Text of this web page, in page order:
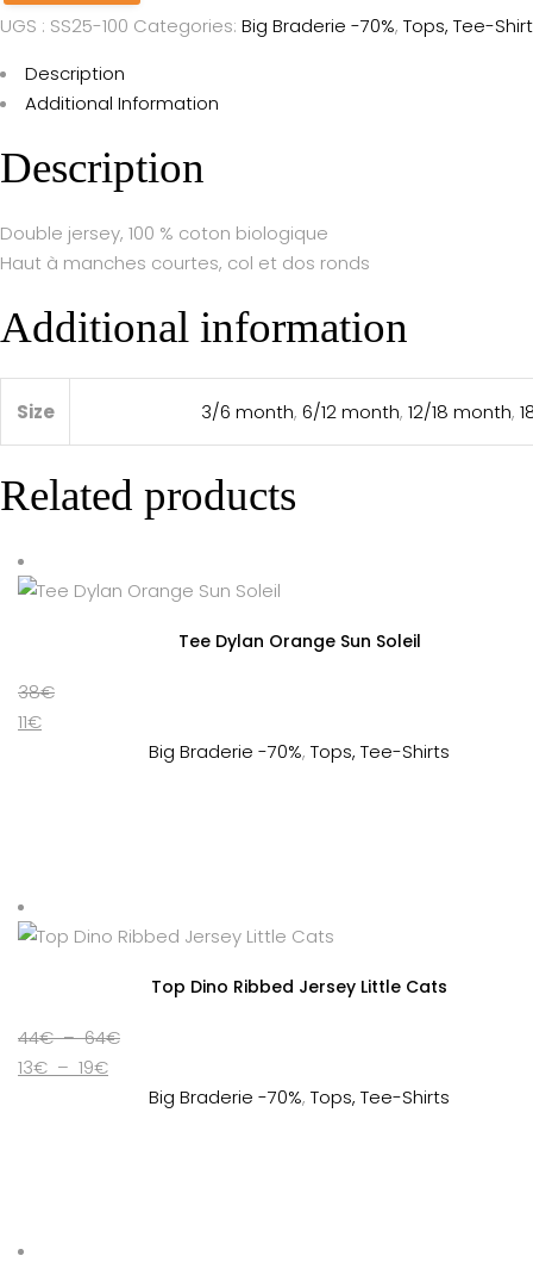
UGS : SS25-100 Categories: Big Braderie -70%, Tops, Tee-
Description
Additional Information
Description
Double jersey, 100 % coton biologique
Haut à manches courtes, col et dos ronds
Additional information
Size 3/6 month, 6/12 month, 12/18 month,
Related products
Tee Dylan Orange Sun Soleil
38€
11€
Big Braderie -70%, Tops, Tee-Shirts
Top Dino Ribbed Jersey Little Cats
44€–64€Plage
prix :
13€ – 19€Plage
Big Braderie -70%, Tops, Tee-Shirts